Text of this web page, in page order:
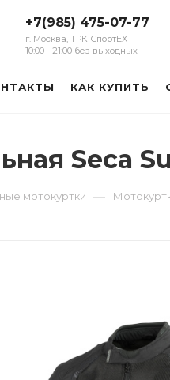
+7(985) 475-07-77
г. Москва, ТРК СпортЕХ
10:00 - 21:00 без выходных
КАК КУПИТЬ
Seca
мотокуртки —